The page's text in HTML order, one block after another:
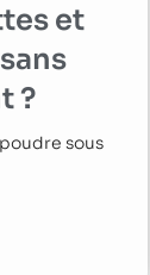
et
?
sous